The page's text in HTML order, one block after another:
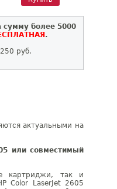
сумму более 5000
.
руб.
актуальными на
или совместимый
картриджи, так и
Color LaserJet 2605